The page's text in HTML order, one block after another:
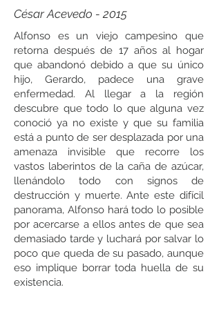
César Acevedo - 2015
Alfonso es un viejo campesino que
retorna después de 17 años al hogar
que abandonó debido a que su único
hijo, Gerardo, padece una grave
enfermedad. Al llegar a la región
descubre que todo lo que alguna vez
conoció ya no existe y que su familia
está a punto de ser desplazada por una
amenaza invisible que recorre los
vastos laberintos de la caña de azúcar,
llenándolo todo con signos de
destrucción y muerte. Ante este difícil
panorama, Alfonso hará todo lo posible
por acercarse a ellos antes de que sea
demasiado tarde y luchará por salvar lo
poco que queda de su pasado, aunque
eso implique borrar toda huella de su
existencia.